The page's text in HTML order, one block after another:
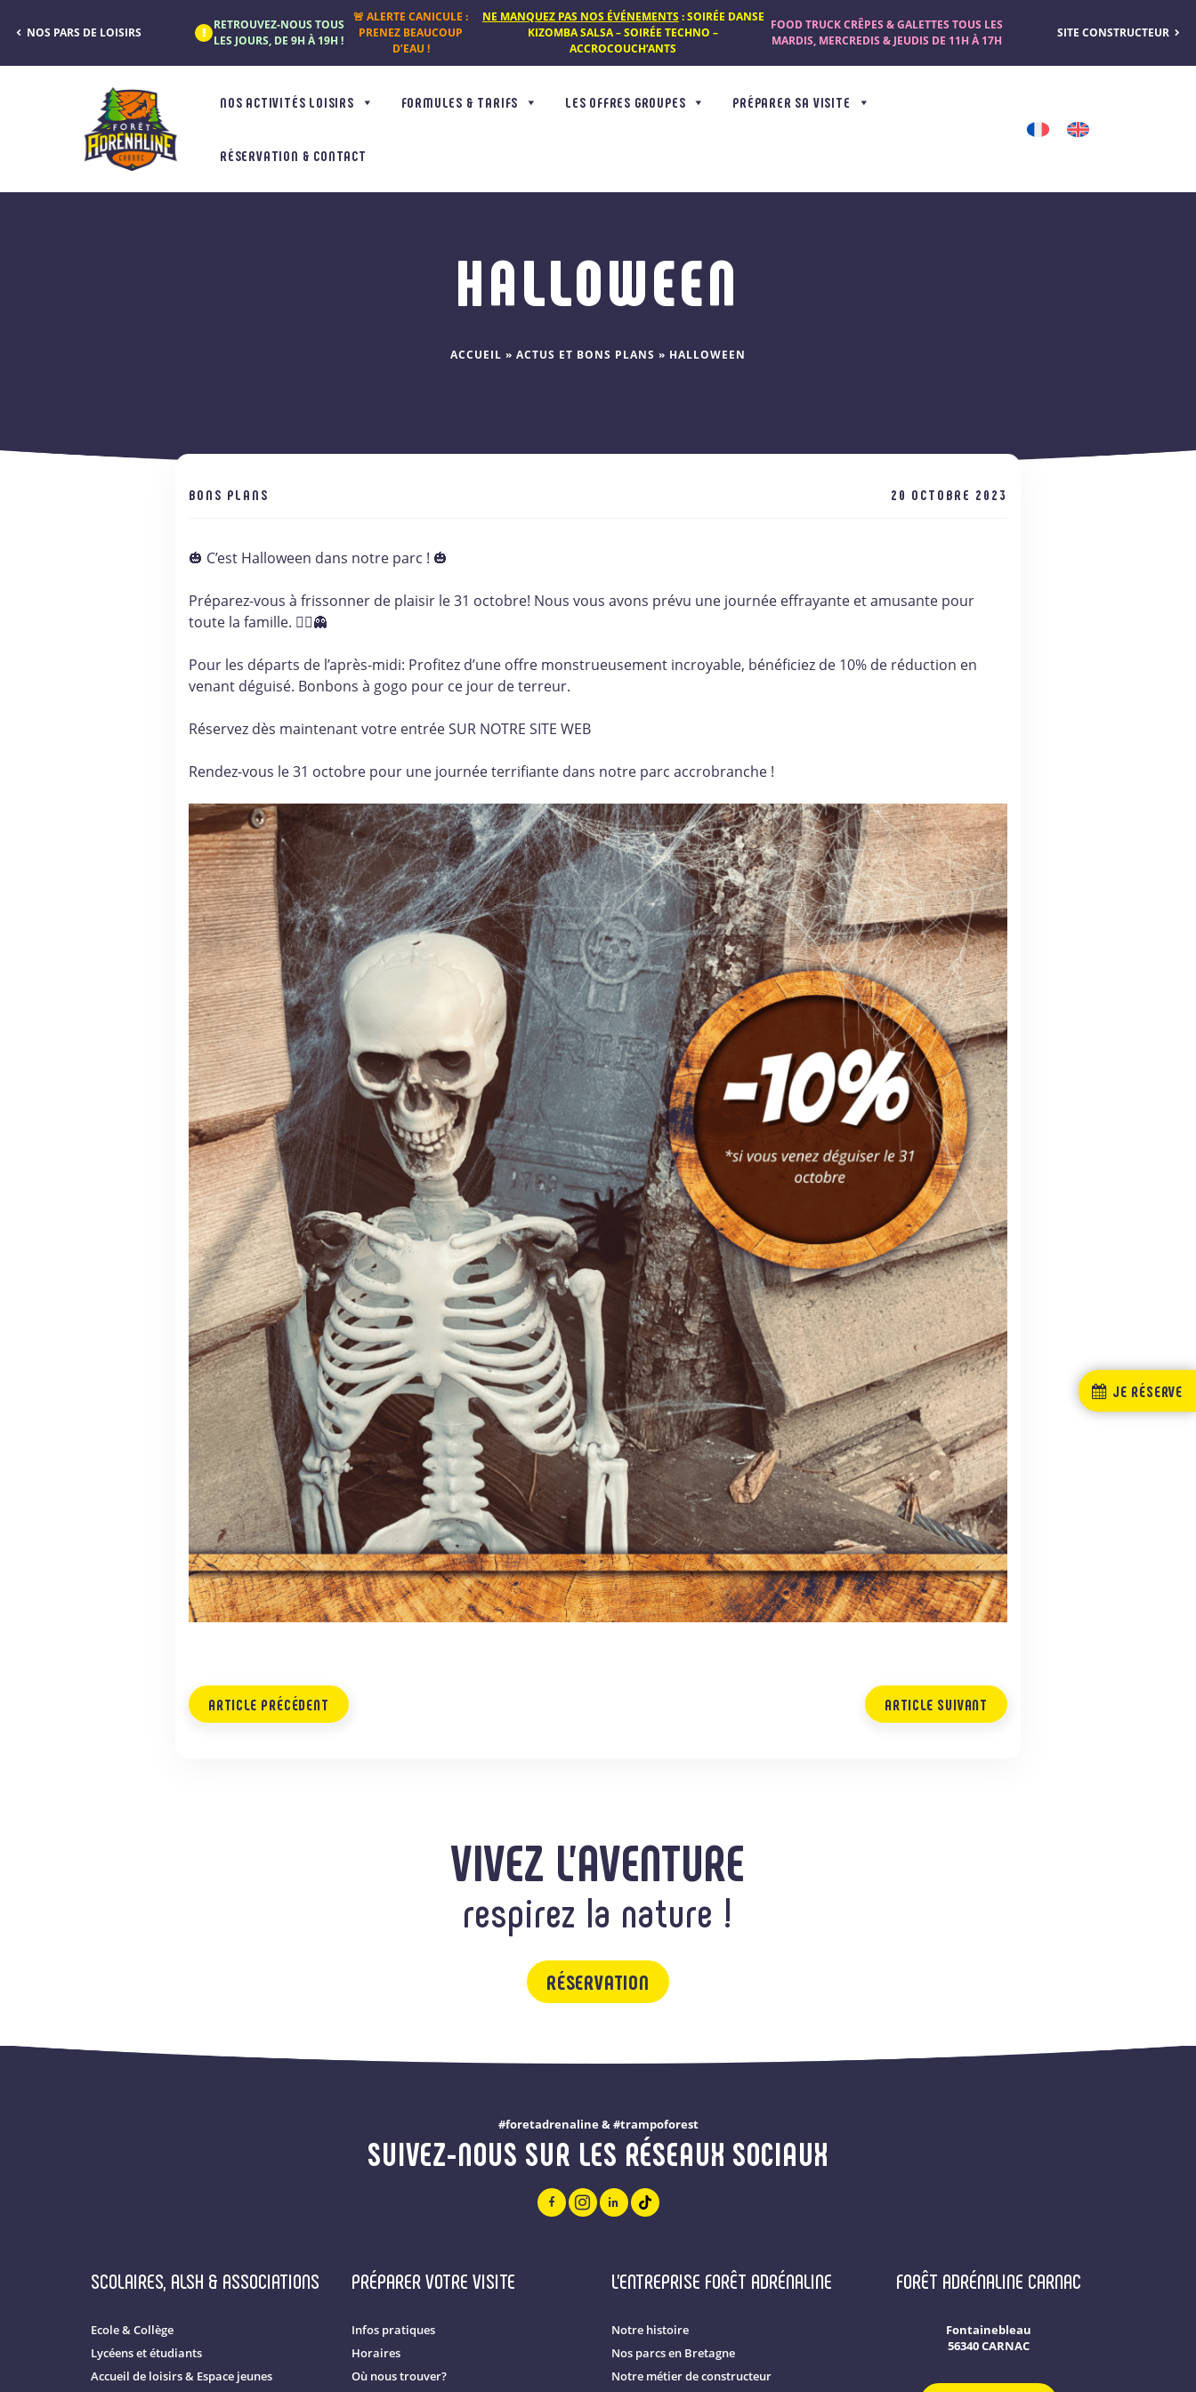
NOS PARS DE LOISIRS
RETROUVEZ-NOUS TOUS
LES JOURS, DE 9H À 19H !
🚨 ALERTE CANICULE :
PRENEZ BEAUCOUP
D’EAU !
NE MANQUEZ PAS NOS ÉVÉNEMENTS : SOIRÉE DANSE
KIZOMBA SALSA – SOIRÉE TECHNO –
ACCROCOUCH’ANTS
FOOD TRUCK CRÊPES & GALETTES TOUS LES
MARDIS, MERCREDIS & JEUDIS DE 11H À 17H
SITE CONSTRUCTEUR
NOS ACTIVITÉS LOISIRS FORMULES & TARIFS LES OFFRES GROUPES PRÉPARER SA VISITE
RÉSERVATION & CONTACT
HALLOWEEN
ACCUEIL » ACTUS ET BONS PLANS » HALLOWEEN
BONS PLANS 20 OCTOBRE 2023
🎃 C’est Halloween dans notre parc ! 🎃
Préparez-vous à frissonner de plaisir le 31 octobre! Nous vous avons prévu une journée effrayante et amusante pour
toute la famille. 🧟‍♂️👻
Pour les départs de l’après-midi: Profitez d’une offre monstrueusement incroyable, bénéficiez de 10% de réduction en
venant déguisé. Bonbons à gogo pour ce jour de terreur.
Réservez dès maintenant votre entrée SUR NOTRE SITE WEB
Rendez-vous le 31 octobre pour une journée terrifiante dans notre parc accrobranche !
ARTICLE PRÉCÉDENT ARTICLE SUIVANT
VIVEZ L'AVENTURE
respirez la nature !
RÉSERVATION
#foretadrenaline & #trampoforest
SUIVEZ-NOUS SUR LES RÉSEAUX SOCIAUX
SCOLAIRES, ALSH & ASSOCIATIONS
Ecole & Collège
Lycéens et étudiants
Accueil de loisirs & Espace jeunes
PRÉPARER VOTRE VISITE
Infos pratiques
Horaires
Où nous trouver?
L'ENTREPRISE FORÊT ADRÉNALINE
Notre histoire
Nos parcs en Bretagne
Notre métier de constructeur
FORÊT ADRÉNALINE CARNAC
Fontainebleau
56340 CARNAC
JE RÉSERVE